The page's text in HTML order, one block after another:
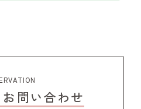
問い合わせ